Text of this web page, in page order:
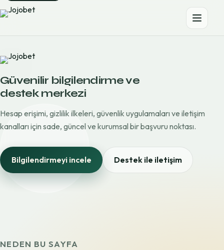
Güvenilir bilgilendirme ve
destek merkezi
Hesap erişimi, gizlilik ilkeleri, güvenlik uygulamaları ve iletişim
kanalları için sade, güncel ve kurumsal bir başvuru noktası.
Bilgilendirmeyi incele Destek ile iletişim
NEDEN BU SAYFA